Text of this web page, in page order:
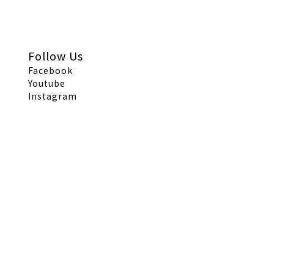
Follow Us
Facebook
Youtube
Instagram